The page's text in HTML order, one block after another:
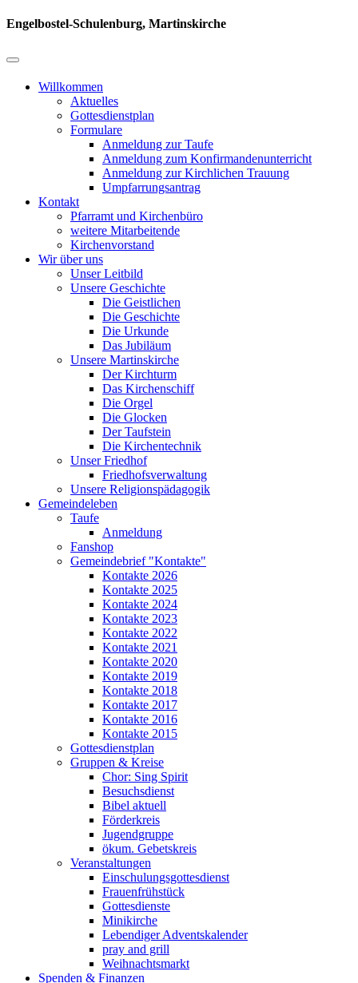
Engelbostel-Schulenburg, Martinskirche
Willkommen
Aktuelles
Gottesdienstplan
Formulare
Anmeldung zur Taufe
Anmeldung zum Konfirmandenunterricht
Anmeldung zur Kirchlichen Trauung
Umpfarrungsantrag
Kontakt
Pfarramt und Kirchenbüro
weitere Mitarbeitende
Kirchenvorstand
Wir über uns
Unser Leitbild
Unsere Geschichte
Die Geistlichen
Die Geschichte
Die Urkunde
Das Jubiläum
Unsere Martinskirche
Der Kirchturm
Das Kirchenschiff
Die Orgel
Die Glocken
Der Taufstein
Die Kirchentechnik
Unser Friedhof
Friedhofsverwaltung
Unsere Religionspädagogik
Gemeindeleben
Taufe
Anmeldung
Fanshop
Gemeindebrief "Kontakte"
Kontakte 2026
Kontakte 2025
Kontakte 2024
Kontakte 2023
Kontakte 2022
Kontakte 2021
Kontakte 2020
Kontakte 2019
Kontakte 2018
Kontakte 2017
Kontakte 2016
Kontakte 2015
Gottesdienstplan
Gruppen & Kreise
Chor: Sing Spirit
Besuchsdienst
Bibel aktuell
Förderkreis
Jugendgruppe
ökum. Gebetskreis
Veranstaltungen
Einschulungsgottesdienst
Frauenfrühstück
Gottesdienste
Minikirche
Lebendiger Adventskalender
pray and grill
Weihnachtsmarkt
Spenden & Finanzen